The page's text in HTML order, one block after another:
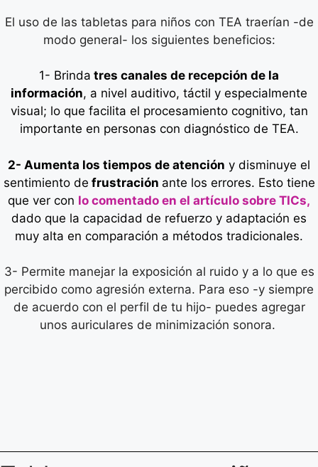
El uso de las tabletas para niños con TEA traerían -de
modo general- los siguientes beneficios:
1- Brinda tres canales de recepción de la
información, a nivel auditivo, táctil y especialmente
visual; lo que facilita el procesamiento cognitivo, tan
importante en personas con diagnóstico de TEA.
2- Aumenta los tiempos de atención y disminuye el
sentimiento de frustración ante los errores. Esto tiene
que ver con lo comentado en el artículo sobre TICs,
dado que la capacidad de refuerzo y adaptación es
muy alta en comparación a métodos tradicionales.
3- Permite manejar la exposición al ruido y a lo que es
percibido como agresión externa. Para eso -y siempre
de acuerdo con el perfil de tu hijo- puedes agregar
unos auriculares de minimización sonora.